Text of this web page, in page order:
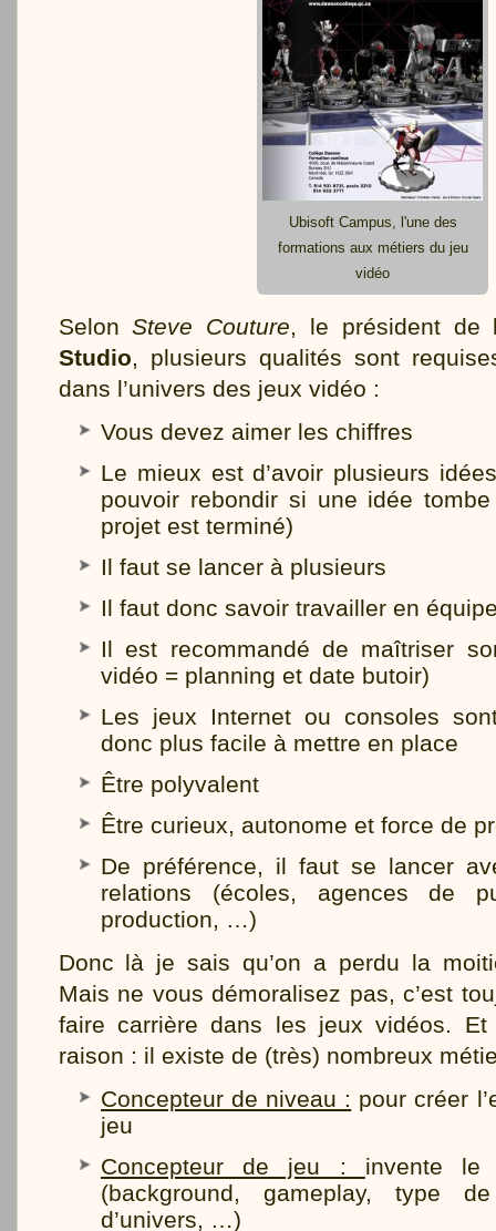
Ubisoft Campus, l'une des
formations aux métiers du jeu
vidéo
SelonSteve Couture, le président
Studio, plusieurs qualités sont
dans l’univers des jeux vidéo :
Vous devez aimer les chiffres
Le mieux est d’avoir plusieurs
pouvoir rebondir si une idée
projet est terminé)
Il faut se lancer à plusieurs
Il faut donc savoir travailler en
Il est recommandé de maîtriser
vidéo = planning et date butoir)
Les jeux Internet ou consoles
donc plus facile à mettre en place
Être polyvalent
Être curieux, autonome et force de
De préférence, il faut se lancer
relations (écoles, agences de
production, …)
Donc là je sais qu’on a perdu la
Mais ne vous démoralisez pas, c’est
faire carrière dans les jeux vidéos.
raison : il existe de (très) nombreux
Concepteur de niveau : pour créer
jeu
Concepteur de jeu : invente le
(background, gameplay, type
d’univers, …)